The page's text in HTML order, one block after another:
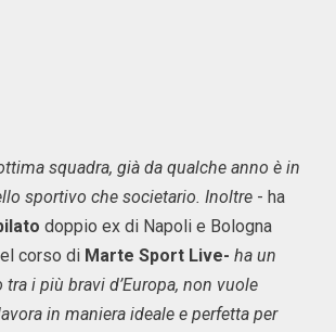
squadra, già da qualche anno è in
sportivo che societario. Inoltre - ha
doppio ex di Napoli e Bologna
corso di Marte Sport Live- ha un
i più bravi d’Europa, non vuole
in maniera ideale e perfetta per